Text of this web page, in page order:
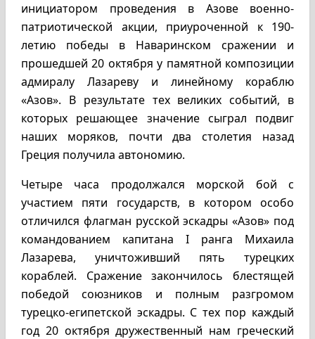
инициатором проведения в Азове военно-
патриотической акции, приуроченной к 190-
летию победы в Наваринском сражении и
прошедшей 20 октября у памятной композиции
адмиралу Лазареву и линейному кораблю
«Азов». В результате тех великих событий, в
которых решающее значение сыграл подвиг
наших моряков, почти два столетия назад
Греция получила автономию.
Четыре часа продолжался морской бой с
участием пяти государств, в котором особо
отличился флагман русской эскадры «Азов» под
командованием капитана I ранга Михаила
Лазарева, уничтоживший пять турецких
кораблей. Сражение закончилось блестящей
победой союзников и полным разгромом
турецко-египетской эскадры. С тех пор каждый
год 20 октября дружественный нам греческий